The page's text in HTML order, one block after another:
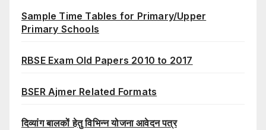
Sample Time Tables for Primary/Upper
Primary Schools
RBSE Exam Old Papers 2010 to 2017
BSER Ajmer Related Formats
दिव्यांग बालकों हेतु विभिन्न योजना आवेदन पत्र